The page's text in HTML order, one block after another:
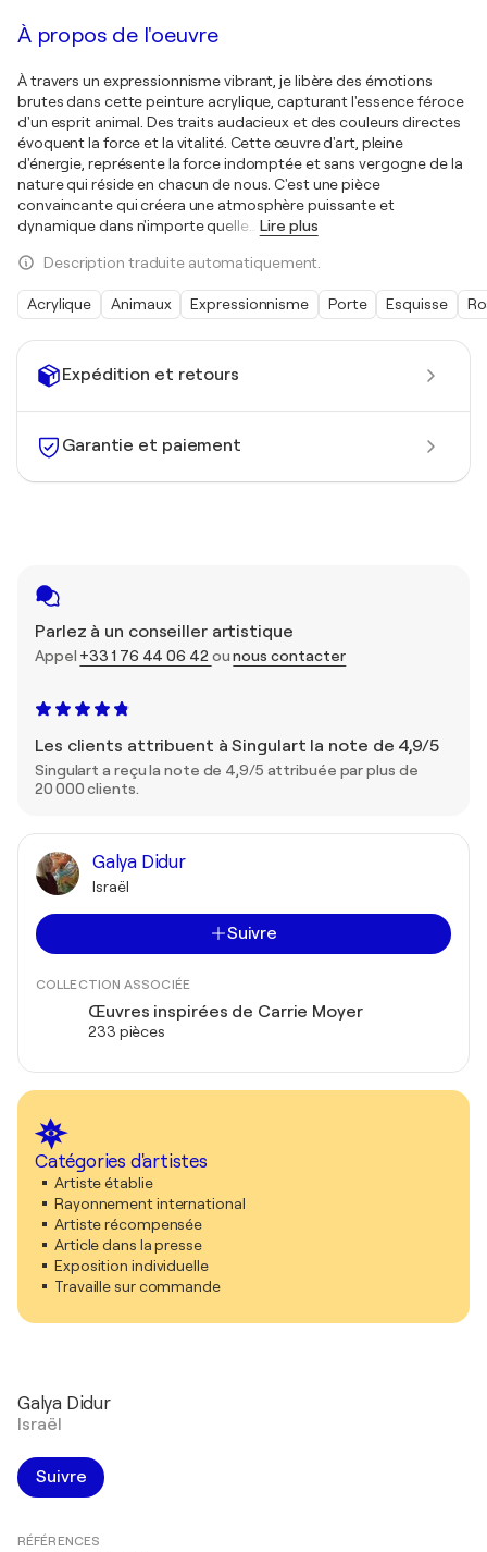
Expédition et retours
Garantie et paiement
Parlez à un conseiller artistique
Appel +33 1 76 44 06 42 ounous contacter
Les clients attribuent à Singulart la note de 4,9/5
Singulart a reçu la note de 4,9/5 attribuée par plus de
20 000 clients.
Galya Didur
Israël
Suivre
COLLECTION ASSOCIÉE
Œuvres inspirées de Carrie Moyer
233 pièces
Catégories d'artistes
Artiste établie
Rayonnement international
Artiste récompensée
Article dans la presse
Exposition individuelle
Travaille sur commande
À propos de l'oeuvre
À travers un expressionnisme vibrant, je libère des émotions
brutes dans cette peinture acrylique, capturant l'essence féroce
d'un esprit animal. Des traits audacieux et des couleurs directes
évoquent la force et la vitalité. Cette œuvre d'art, pleine
d'énergie, représente la force indomptée et sans vergogne de la
nature qui réside en chacun de nous. C'est une pièce
convaincante qui créera une atmosphère puissante et
dynamique dans n'importe quelle
Lire plus
Description traduite automatiquement.
Acrylique Animaux Expressionnisme Porte Esquisse
Galya Didur
Israël
Suivre
RÉFÉRENCES